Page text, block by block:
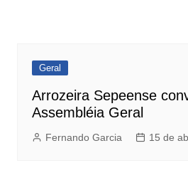
Geral
Arrozeira Sepeense
Assembléia Geral
Fernando Garcia 15 de